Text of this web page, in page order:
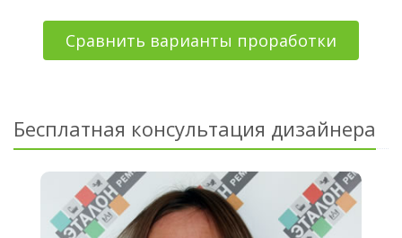
Сравнить варианты проработки
Бесплатная консультация дизайнера